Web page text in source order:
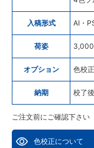
入稿形式 AI・
荷姿
オプション 色校正
納期 校了
ご注文前にご確認下さい
色校正について